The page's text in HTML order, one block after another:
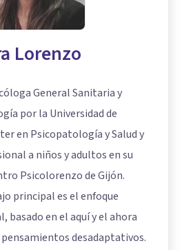
Lorenzo
General Sanitaria y
por la Universidad de
en Psicopatología y Salud y
a niños y adultos en su
Psicolorenzo de Gijón.
principal es el enfoque
en el aquí y el ahora
desadaptativos.